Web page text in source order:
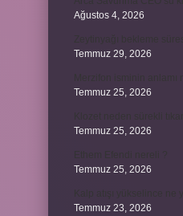
Ağustos 4, 2026
Temmuz 29, 2026
Temmuz 25, 2026
Temmuz 25, 2026
Temmuz 25, 2026
Temmuz 23, 2026